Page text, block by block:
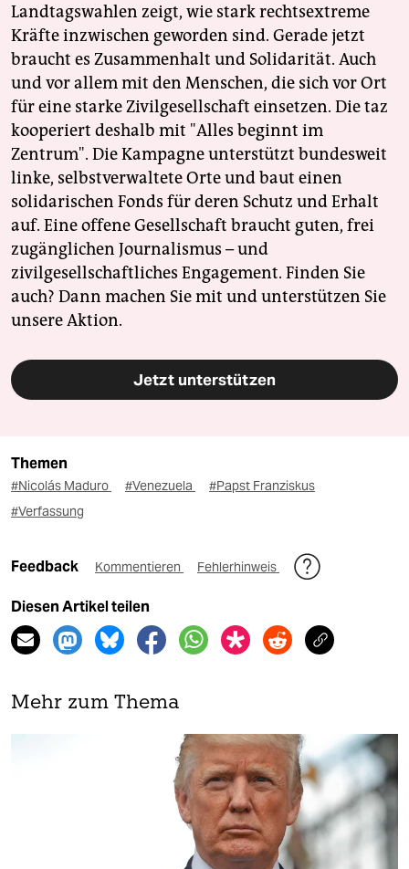
Landtagswahlen zeigt, wie stark rechtsextreme
Kräfte inzwischen geworden sind. Gerade jetzt
braucht es Zusammenhalt und Solidarität. Auch
und vor allem mit den Menschen, die sich vor Ort
für eine starke Zivilgesellschaft einsetzen. Die taz
kooperiert deshalb mit "Alles beginnt im
Zentrum". Die Kampagne unterstützt bundesweit
linke, selbstverwaltete Orte und baut einen
solidarischen Fonds für deren Schutz und Erhalt
auf. Eine offene Gesellschaft braucht guten, frei
zugänglichen Journalismus – und
zivilgesellschaftliches Engagement. Finden Sie
auch? Dann machen Sie mit und unterstützen Sie
unsere Aktion.
Jetzt unterstützen
Themen
#Nicolás Maduro #Venezuela
#Papst Franziskus
#Verfassung
Feedback Kommentieren Fehlerhinweis
Diesen Artikel teilen
Mehr zum Thema